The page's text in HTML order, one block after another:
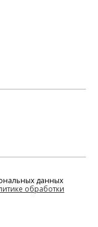
данных
обработки